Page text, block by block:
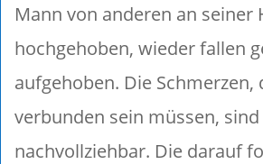
Mann von anderen an seiner
hochgehoben, wieder fallen
aufgehoben. Die Schmerzen,
verbunden sein müssen,
nachvollziehbar. Die darauf